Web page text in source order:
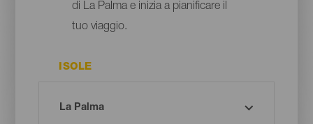
di La Palma e inizia a pianificare il
tuo viaggio.
ISOLE